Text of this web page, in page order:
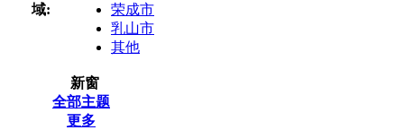
域:
荣成市
乳山市
其他
新窗
全部主题
更多